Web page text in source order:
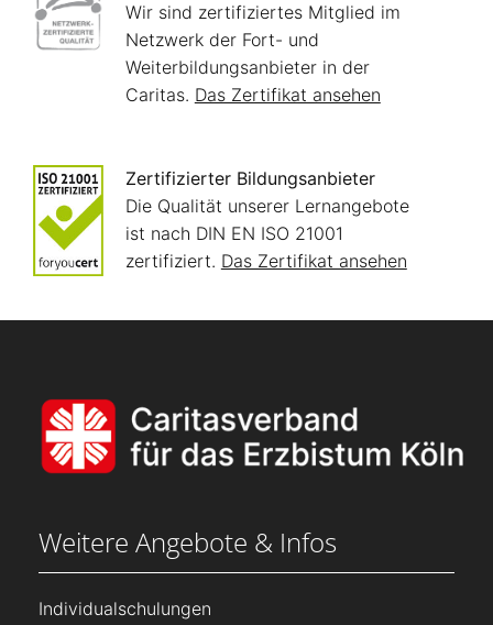
Wir sind zertifiziertes Mitglied im
Netzwerk der Fort- und
Weiterbildungsanbieter in der
Caritas. Das Zertifikat ansehen
Zertifizierter Bildungsanbieter
Die Qualität unserer Lernangebote
ist nach DIN EN ISO 21001
zertifiziert. Das Zertifikat ansehen
Weitere Angebote & Infos
Individualschulungen